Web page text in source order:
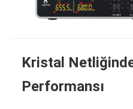
Kristal
Performansı